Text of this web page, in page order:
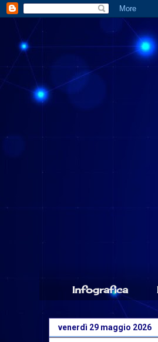
Infografica
venerdì 29 maggio 2026